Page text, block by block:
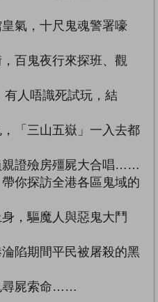
氣，十尺鬼魂警署嚎
百鬼夜行來探班、觀
有人唔識死試玩，結
「三山五嶽」一入去都
親證殮房殭屍大合唱……
你探訪全港各區鬼域的
，驅魔人與惡鬼大鬥
陷期間平民被屠殺的黑
尋屍索命……